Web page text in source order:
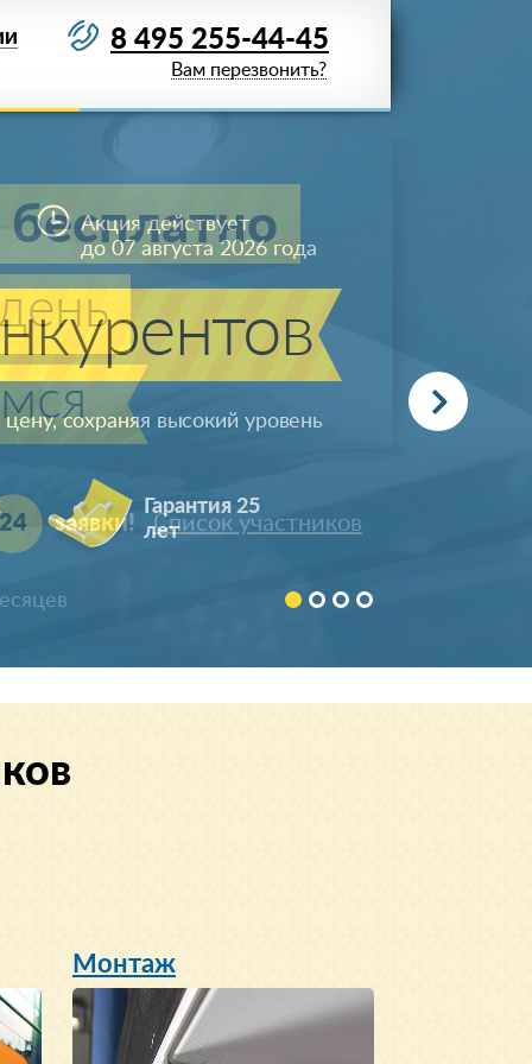
8 495 255-44-45
Вам перезвонить?
24 заявки! Список участников
+7 (919) 723-**-*5
8 (926) 64*-43-65
8 (916) 740-**-*1
898522***68
+791628***10
896851***98
+796715***87
Монтаж